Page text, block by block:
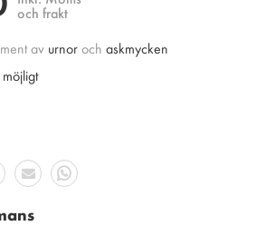
och frakt
av urnoroch askmycken